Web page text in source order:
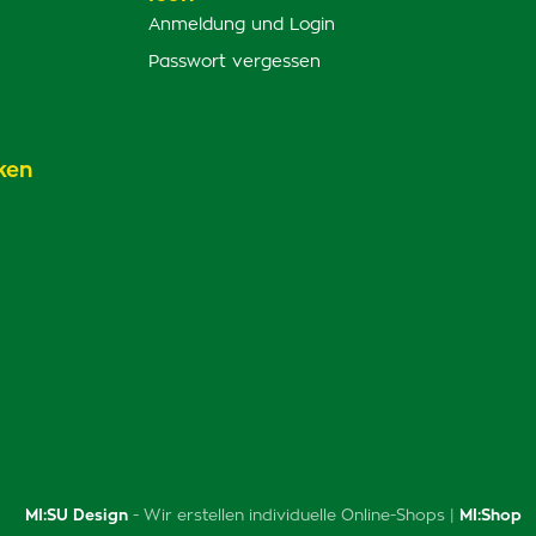
Anmeldung und Login
Passwort vergessen
MI:SU Design - Wir erstellen individuelle Online-Shops | MI:Shop